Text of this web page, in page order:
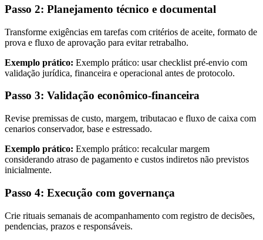
Passo 2: Planejamento técnico e documental
Transforme exigências em tarefas com critérios de aceite, formato de
prova e fluxo de aprovação para evitar retrabalho.
Exemplo prático: Exemplo prático: usar checklist pré-envio com
validação jurídica, financeira e operacional antes de protocolo.
Passo 3: Validação econômico-financeira
Revise premissas de custo, margem, tributacao e fluxo de caixa com
cenarios conservador, base e estressado.
Exemplo prático: Exemplo prático: recalcular margem
considerando atraso de pagamento e custos indiretos não previstos
inicialmente.
Passo 4: Execução com governança
Crie rituais semanais de acompanhamento com registro de decisões,
pendencias, prazos e responsáveis.